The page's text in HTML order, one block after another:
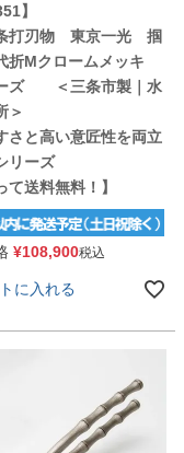
】
打刃物 東京一光 掴
折Mクロームメッキ
ズ ＜三条市製｜水
＞
さと高い意匠性を両立
リーズ
て送料無料！】
¥108,900税込
に入れる